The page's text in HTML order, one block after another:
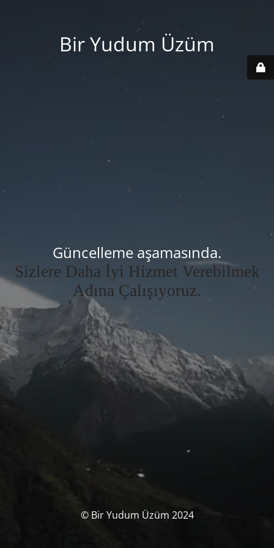
Bir Yudum Üzüm
Güncelleme aşamasında.
Sizlere Daha İyi Hizmet Verebilmek
Adına Çalışıyoruz.
© Bir Yudum Üzüm 2024